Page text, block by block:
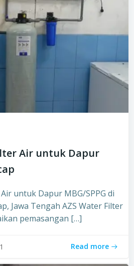
Air untuk Dapur
untuk Dapur MBG/SPPG di
Jawa Tengah AZS Water Filter
pemasangan […]
Read more